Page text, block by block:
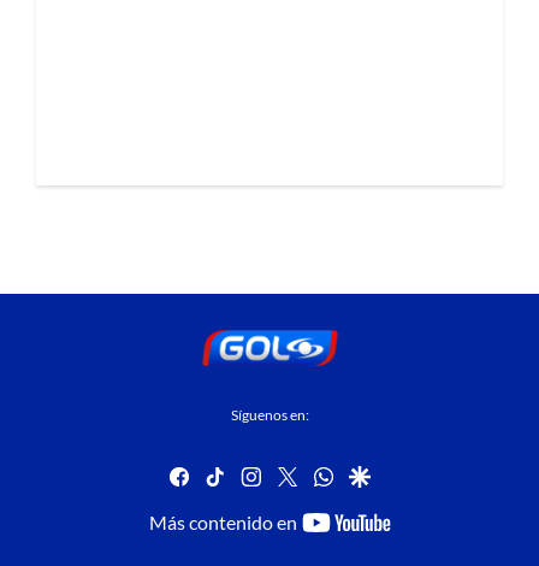
Síguenos en:
facebook
tiktok instagram
twitterwhatsapp
google
Más contenido en
youtube-